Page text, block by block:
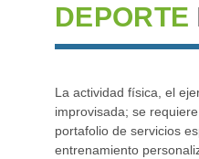
DEPORTE
La actividad física, el
improvisada; se
portafolio de servicios
entrenamiento